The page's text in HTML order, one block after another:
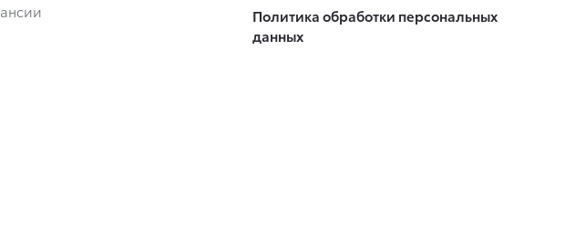
Политика обработки персональных
данных